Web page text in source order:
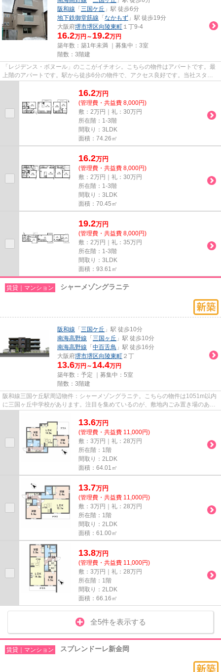
阪和線 「 三国ケ丘 」駅 徒歩6分
地下鉄御堂筋線 「 なかもず 」駅 徒歩19分
大阪府堺市堺区向陵東町 １丁9-4
16.2万円～ 19.2万円
築年数：築1年未満 ｜募集中： 3室
階数：3階建
「レジデンス・ボヌール」のここがイチオシ。こちらの物件はアパートです。最
上階のアパートです。駅から徒歩6分の物件で、アクセス良好です。当社スタッ
16.2万円
(管理費・共益費 8,000円)
敷：2万円｜礼：30万円
所在階：1-3階
間取り：3LDK
面積：74.26㎡
16.2万円
(管理費・共益費 8,000円)
敷：2万円｜礼：30万円
所在階：1-3階
間取り：3LDK
面積：70.45㎡
19.2万円
(管理費・共益費 8,000円)
敷：2万円｜礼：35万円
所在階：1-3階
間取り：3LDK
面積：93.61㎡
賃貸｜マンション シャーメゾングラニテ
阪和線 「 三国ケ丘 」駅 徒歩10分
南海高野線 「 三国ヶ丘 」駅 徒歩10分
南海高野線 「 中百舌鳥 」駅 徒歩16分
大阪府堺市堺区向陵東町 ２丁
13.6万円～ 14.4万円
築年数：予定 ｜募集中： 5室
階数：3階建
阪和線三国ケ丘駅周辺物件：シャーメゾングラニテ。こちらの物件は1051m以内
に三国ヶ丘中学校があります。注目を集めているのが、敷地内ごみ置き場のある
13.6万円
(管理費・共益費 11,000円)
敷：3万円｜礼：28万円
所在階：1階
間取り：2LDK
面積：64.01㎡
13.7万円
(管理費・共益費 11,000円)
敷：3万円｜礼：28万円
所在階：1階
間取り：2LDK
面積：61.00㎡
13.8万円
(管理費・共益費 11,000円)
敷：3万円｜礼：28万円
所在階：1階
間取り：2LDK
面積：66.16㎡
全5件を表示する
賃貸｜マンション スプレンドーレ新金岡